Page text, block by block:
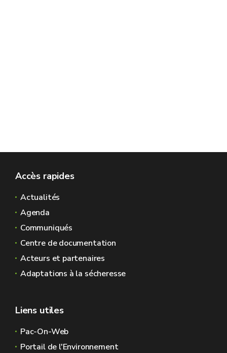
Accès rapides
Actualités
Agenda
Communiqués
Centre de documentation
Acteurs et partenaires
Adaptations à la sécheresse
Liens utiles
Pac-On-Web
Portail de l'Environnement